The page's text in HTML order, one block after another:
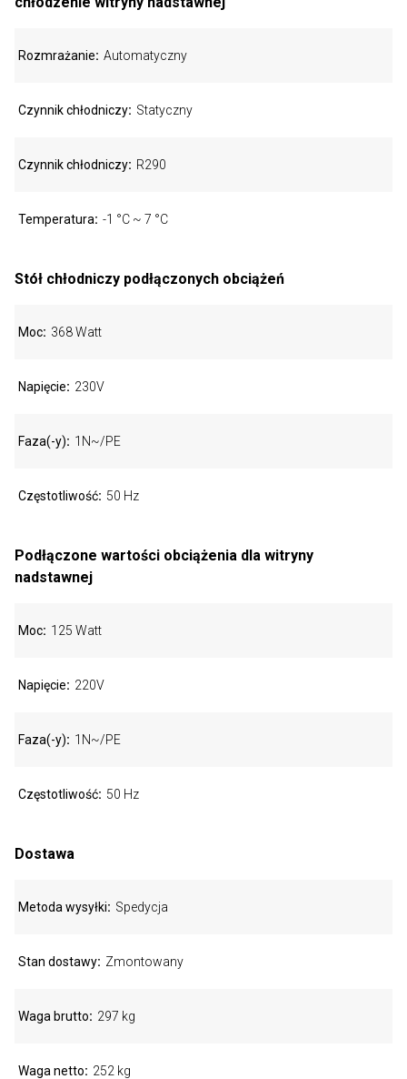
Rozmrażanie Automatyczny
Czynnik chłodniczy Statyczny
Czynnik chłodniczy R290
Temperatura -1 °C ~ 7 °C
Stół chłodniczy podłączonych obciążeń
Moc 368 Watt
Napięcie 230V
Faza(-y) 1N~/PE
Częstotliwość 50 Hz
Podłączone wartości obciążenia dla witryny
nadstawnej
Moc 125 Watt
Napięcie 220V
Faza(-y) 1N~/PE
Częstotliwość 50 Hz
Dostawa
Metoda wysyłki Spedycja
Stan dostawy Zmontowany
Waga brutto 297 kg
Waga netto 252 kg